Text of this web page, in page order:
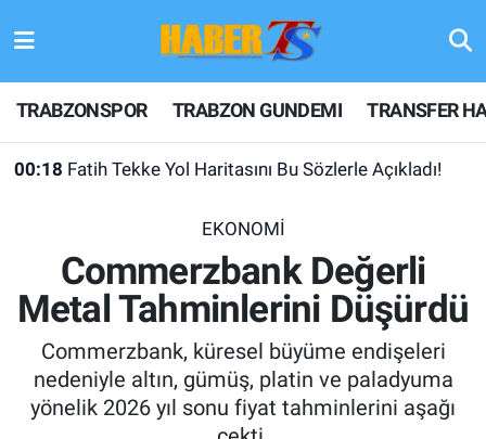
TRABZONSPOR TRABZON GUNDEMI TRANSFER
00:18 Fatih Tekke Yol Haritasını Bu Sözlerle Açıkladı!
EKONOMİ
Commerzbank Değerli
Metal Tahminlerini Düşürdü
Commerzbank, küresel büyüme endişeleri
nedeniyle altın, gümüş, platin ve paladyuma
yönelik 2026 yıl sonu fiyat tahminlerini aşağı
TRABZONSPOR
TRABZON GUNDEMI
KULİS MEYDANI
1461 TRABZON
FUTBOL
Hava Durumu
Trafik Durumu
Son Dakika Haberleri
Haber Arşivi